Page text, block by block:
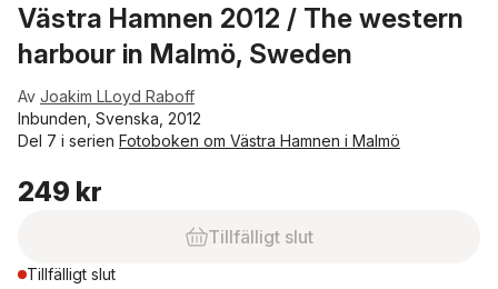
Västra Hamnen 2012 / The western
harbour in Malmö, Sweden
Av Joakim LLoyd Raboff
Inbunden, Svenska, 2012
Del 7 i serien Fotoboken om Västra Hamnen i Malmö
249 kr
Tillfälligt slut
Tillfälligt slut